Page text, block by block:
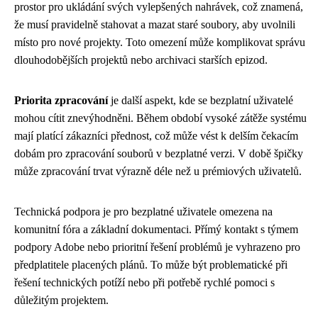
prostor pro ukládání svých vylepšených nahrávek, což znamená,
že musí pravidelně stahovat a mazat staré soubory, aby uvolnili
místo pro nové projekty. Toto omezení může komplikovat správu
dlouhodobějších projektů nebo archivaci starších epizod.
Priorita zpracováníje další aspekt, kde se bezplatní uživatelé
mohou cítit znevýhodněni. Během období vysoké zátěže systému
mají platící zákazníci přednost, což může vést k delším čekacím
dobám pro zpracování souborů v bezplatné verzi. V době špičky
může zpracování trvat výrazně déle než u prémiových uživatelů.
Technická podpora je pro bezplatné uživatele omezena na
komunitní fóra a základní dokumentaci. Přímý kontakt s týmem
podpory Adobe nebo prioritní řešení problémů je vyhrazeno pro
předplatitele placených plánů. To může být problematické při
řešení technických potíží nebo při potřebě rychlé pomoci s
důležitým projektem.